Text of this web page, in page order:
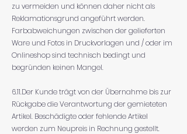
zu vermeiden und können daher nicht als
Reklamationsgrund angeführt werden.
Farbabweichungen zwischen der gelieferten
Ware und Fotos in Druckvorlagen und / oder im
Onlineshop sind technisch bedingt und
begründen keinen Mangel.
6.11.Der Kunde trägt von der Übernahme bis zur
Rückgabe die Verantwortung der gemieteten
Artikel. Beschädigte oder fehlende Artikel
werden zum Neupreis in Rechnung gestellt.